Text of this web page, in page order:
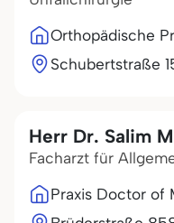
Orthopädische
Schubertstraße 1
Herr Dr. Salim
Facharzt für
Praxis Doctor of